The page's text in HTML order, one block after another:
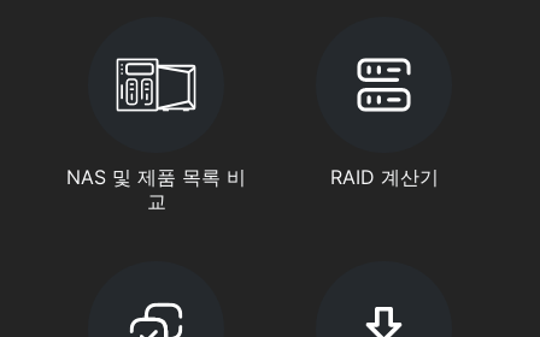
NAS 및 제품 목록 비
교
RAID 계산기